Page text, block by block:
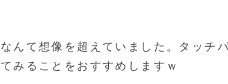
んて想像を超えていました。タッチ
みることをおすすめしますｗ